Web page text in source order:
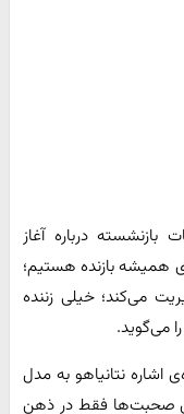
بازنشسته درباره آغاز
همیشه بازنده هستیم؛
می‌کند؛ خیلی زننده
می‌گوید.
اشاره نتانیاهو به مدل
این صحبت‌ها فقط در ذهن